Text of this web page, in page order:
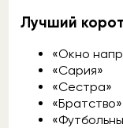
Лучший
«Окно
«Сария»
«Сестра»
«Братство»